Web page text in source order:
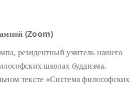
(Zoom)
резидентный учитель нашего
школах буддизма.
тексте «Система философских